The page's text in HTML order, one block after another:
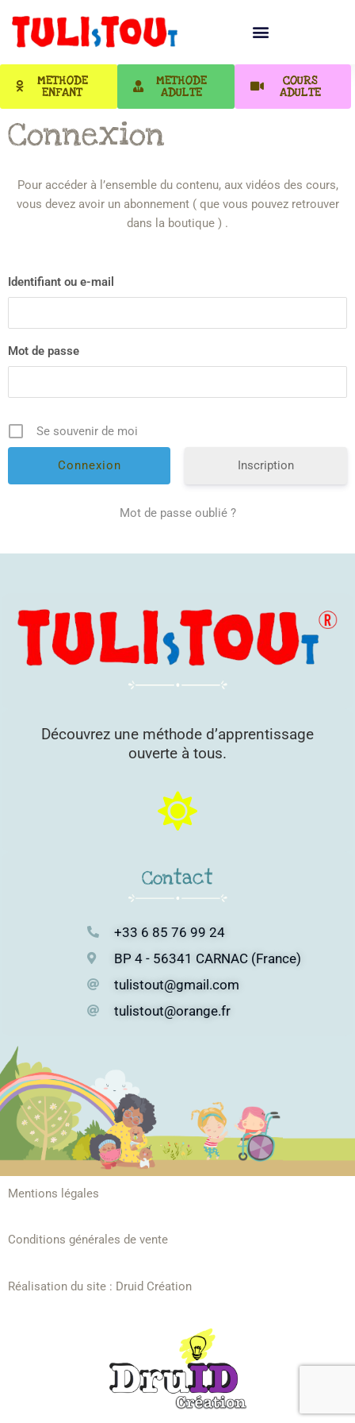
METHODE
ENFANT
METHODE
ADULTE
COURS
ADULTE
Connexion
Pour accéder à l’ensemble du contenu, aux vidéos des cours,
vous devez avoir un abonnement ( que vous pouvez retrouver
dans la boutique ) .
Identifiant ou e-mail
Mot de passe
Se souvenir de moi
Inscription
Mot de passe oublié ?
Découvrez une méthode d’apprentissage
ouverte à tous.
Contact
+33 6 85 76 99 24
BP 4 - 56341 CARNAC (France)
tulistout@gmail.com
tulistout@orange.fr
Mentions légales
Conditions générales de vente
Réalisation du site : Druid Création